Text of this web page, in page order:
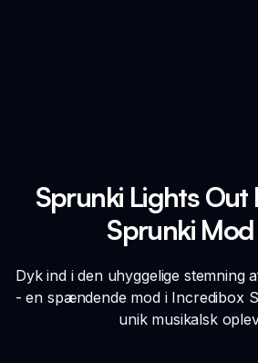
Sprunki Lights Out
Sprunki
Dyk ind i den uhyggelige stemning
- en spændende mod i Incredibox
unik musikalsk